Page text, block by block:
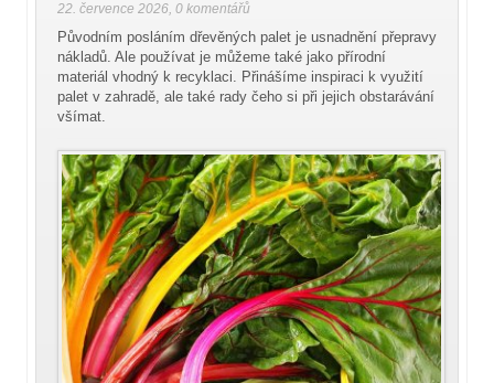
22. července 2026, 0 komentářů
Původním posláním dřevěných palet je usnadnění přepravy
nákladů. Ale používat je můžeme také jako přírodní
materiál vhodný k recyklaci. Přinášíme inspiraci k využití
palet v zahradě, ale také rady čeho si při jejich obstarávání
všímat.